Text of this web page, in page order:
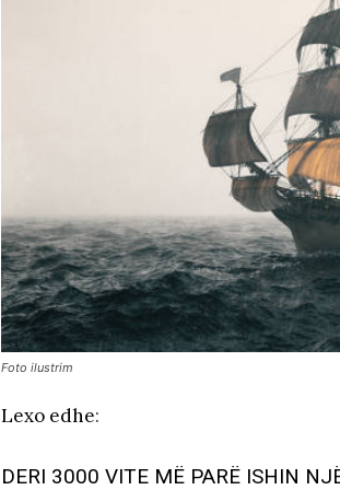
Foto ilustrim
Lexo edhe:
DERI 3000 VITE MË PARË ISHIN